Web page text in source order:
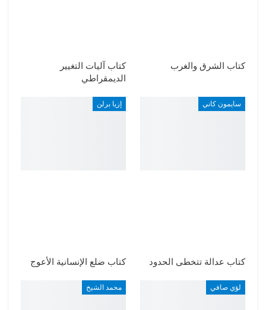
كتاب الشرق والغرب
كتاب آليات التغيير
الديمقراطي
سايمون كاني
كتاب عدالة تتخطى الحدود
إزيا برلن
كتاب ضلع الإنسانية الأعوج
لؤي صافي محمد الشيخ